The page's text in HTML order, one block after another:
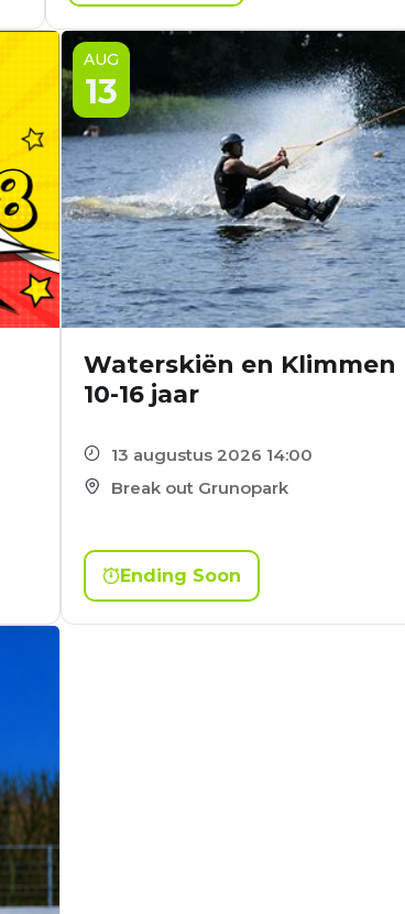
AUG
13
Waterskiën en Klimmen
10-16 jaar
13 augustus 2026 14:00
Break out Grunopark
Ending Soon